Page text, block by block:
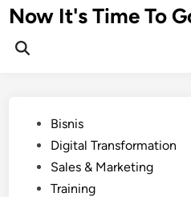
Skip
to
content
Now It's Time To
PostedBisnis
Digital Transformation
Sales & Marketing
Training